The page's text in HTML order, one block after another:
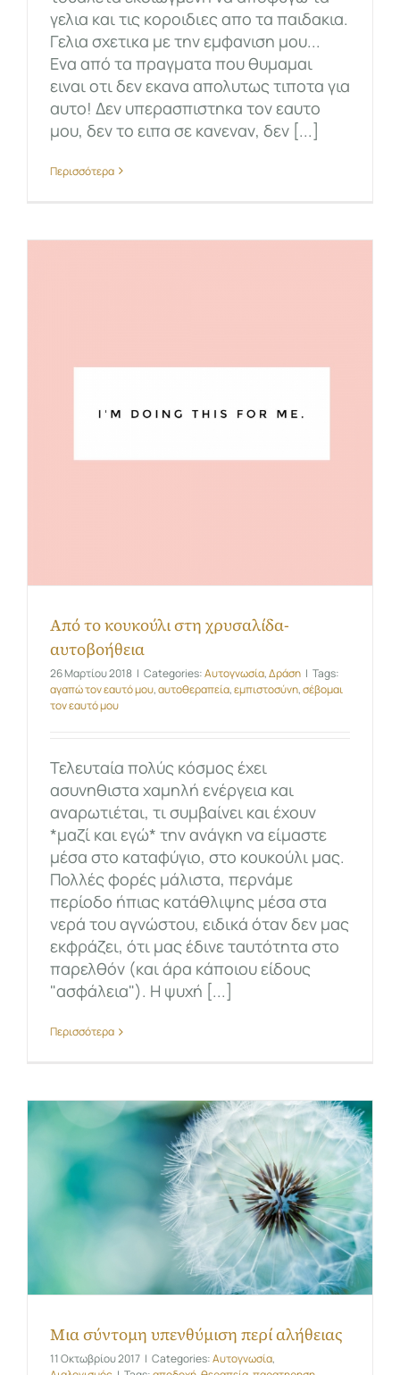
γελια και τις κοροιδιες απο τα παιδακια.
Γελια σχετικα με την εμφανιση μου...
Ενα από τα πραγματα που θυμαμαι
ειναι οτι δεν εκανα απολυτως τιποτα για
αυτο! Δεν υπερασπιστηκα τον εαυτο
μου, δεν το ειπα σε κανεναν, δεν [...]
Περισσότερα
Από το κουκούλι στη χρυσαλίδα-
αυτοβοήθεια
26 Μαρτίου 2018 | Categories:Αυτογνωσία,Δράση | Tags:
αγαπώ τον εαυτό μου,αυτοθεραπεία,εμπιστοσύνη,σέβομαι
τον εαυτό μου
Τελευταία πολύς κόσμος έχει
ασυνηθιστα χαμηλή ενέργεια και
αναρωτιέται, τι συμβαίνει και έχουν
*μαζί και εγώ* την ανάγκη να είμαστε
μέσα στο καταφύγιο, στο κουκούλι μας.
Πολλές φορές μάλιστα, περνάμε
περίοδο ήπιας κατάθλιψης μέσα στα
νερά του αγνώστου, ειδικά όταν δεν μας
εκφράζει, ότι μας έδινε ταυτότητα στο
παρελθόν (και άρα κάποιου είδους
"ασφάλεια"). Η ψυχή [...]
Περισσότερα
Μια σύντομη υπενθύμιση περί αλήθειας
11 Οκτωβρίου 2017 | Categories:Αυτογνωσία,